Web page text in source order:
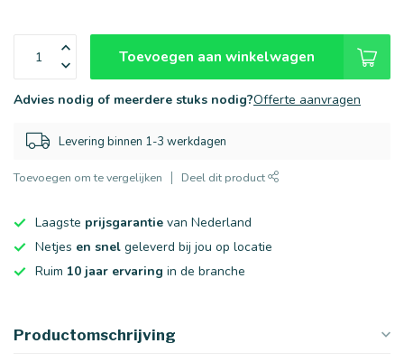
Toevoegen aan winkelwagen
Advies nodig of meerdere stuks nodig?Offerte aanvragen
Levering binnen 1-3 werkdagen
Toevoegen om te vergelijken Deel dit product
Laagste prijsgarantie van Nederland
Netjes en snel geleverd bij jou op locatie
Ruim 10 jaar ervaring in de branche
Productomschrijving